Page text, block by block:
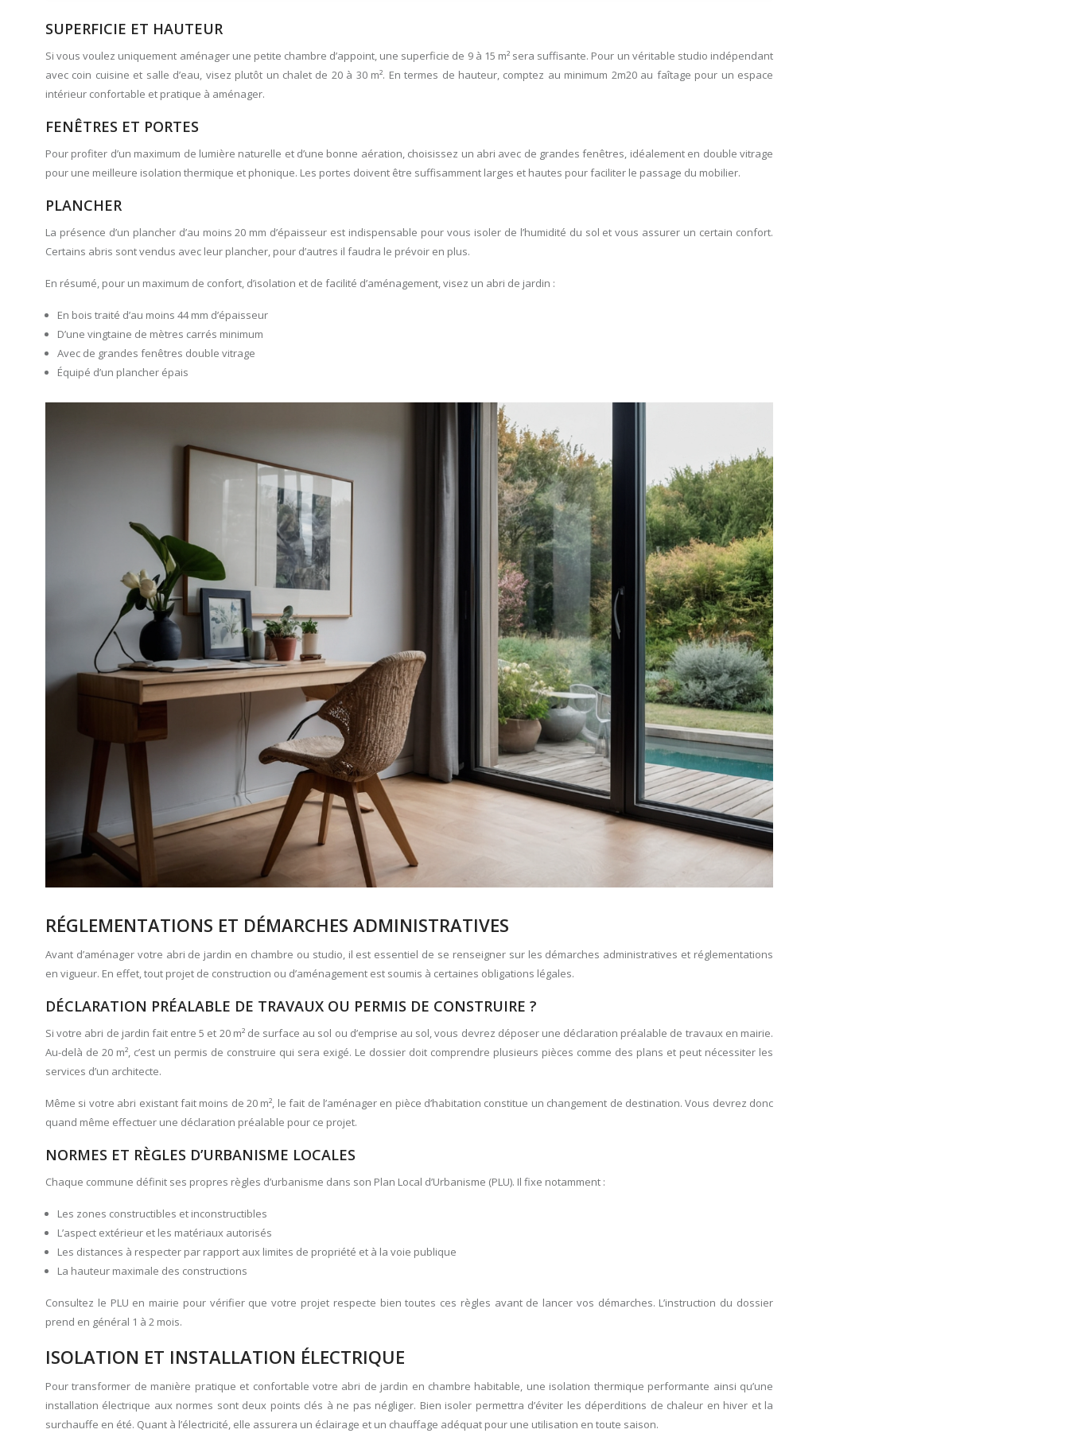
SUPERFICIE ET HAUTEUR
Si vous voulez uniquement aménager une petite chambre d’appoint, une superficie de 9 à 15 m² sera suffisante. Pour un véritable studio indépendant
avec coin cuisine et salle d’eau, visez plutôt un chalet de 20 à 30 m². En termes de hauteur, comptez au minimum 2m20 au faîtage pour un espace
intérieur confortable et pratique à aménager.
FENÊTRES ET PORTES
Pour profiter d’un maximum de lumière naturelle et d’une bonne aération, choisissez un abri avec de grandes fenêtres, idéalement en double vitrage
pour une meilleure isolation thermique et phonique. Les portes doivent être suffisamment larges et hautes pour faciliter le passage du mobilier.
PLANCHER
La présence d’un plancher d’au moins 20 mm d’épaisseur est indispensable pour vous isoler de l’humidité du sol et vous assurer un certain confort.
Certains abris sont vendus avec leur plancher, pour d’autres il faudra le prévoir en plus.
En résumé, pour un maximum de confort, d’isolation et de facilité d’aménagement, visez un abri de jardin :
En bois traité d’au moins 44 mm d’épaisseur
D’une vingtaine de mètres carrés minimum
Avec de grandes fenêtres double vitrage
Équipé d’un plancher épais
RÉGLEMENTATIONS ET DÉMARCHES ADMINISTRATIVES
Avant d’aménager votre abri de jardin en chambre ou studio, il est essentiel de se renseigner sur les démarches administratives et réglementations
en vigueur. En effet, tout projet de construction ou d’aménagement est soumis à certaines obligations légales.
DÉCLARATION PRÉALABLE DE TRAVAUX OU PERMIS DE CONSTRUIRE ?
Si votre abri de jardin fait entre 5 et 20 m² de surface au sol ou d’emprise au sol, vous devrez déposer une déclaration préalable de travaux en mairie.
Au-delà de 20 m², c’est un permis de construire qui sera exigé. Le dossier doit comprendre plusieurs pièces comme des plans et peut nécessiter les
services d’un architecte.
Même si votre abri existant fait moins de 20 m², le fait de l’aménager en pièce d’habitation constitue un changement de destination. Vous devrez donc
quand même effectuer une déclaration préalable pour ce projet.
NORMES ET RÈGLES D’URBANISME LOCALES
Chaque commune définit ses propres règles d’urbanisme dans son Plan Local d’Urbanisme (PLU). Il fixe notamment :
Les zones constructibles et inconstructibles
L’aspect extérieur et les matériaux autorisés
Les distances à respecter par rapport aux limites de propriété et à la voie publique
La hauteur maximale des constructions
Consultez le PLU en mairie pour vérifier que votre projet respecte bien toutes ces règles avant de lancer vos démarches. L’instruction du dossier
prend en général 1 à 2 mois.
ISOLATION ET INSTALLATION ÉLECTRIQUE
Pour transformer de manière pratique et confortable votre abri de jardin en chambre habitable, une isolation thermique performante ainsi qu’une
installation électrique aux normes sont deux points clés à ne pas négliger. Bien isoler permettra d’éviter les déperditions de chaleur en hiver et la
surchauffe en été. Quant à l’électricité, elle assurera un éclairage et un chauffage adéquat pour une utilisation en toute saison.